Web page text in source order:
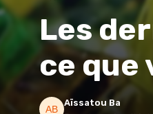
Les
ce que
Aïssatou Ba